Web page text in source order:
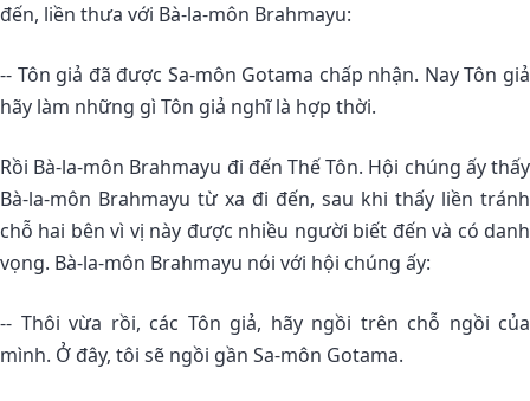
đến, liền thưa với Bà-la-môn Brahmayu:
-- Tôn giả đã được Sa-môn Gotama chấp nhận. Nay Tôn giả
hãy làm những gì Tôn giả nghĩ là hợp thời.
Rồi Bà-la-môn Brahmayu đi đến Thế Tôn. Hội chúng ấy thấy
Bà-la-môn Brahmayu từ xa đi đến, sau khi thấy liền tránh
chỗ hai bên vì vị này được nhiều người biết đến và có danh
vọng. Bà-la-môn Brahmayu nói với hội chúng ấy:
-- Thôi vừa rồi, các Tôn giả, hãy ngồi trên chỗ ngồi của
mình. Ở đây, tôi sẽ ngồi gần Sa-môn Gotama.